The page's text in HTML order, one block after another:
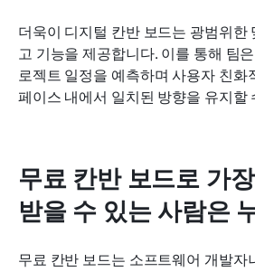
더욱이 디지털 칸반 보드는 광범위한
고 기능을 제공합니다. 이를 통해 팀
로젝트 일정을 예측하며 사용자 친화
페이스 내에서 일치된 방향을 유지할
무료 칸반 보드로 가
받을 수 있는 사람은
무료 칸반 보드는 소프트웨어 개발자